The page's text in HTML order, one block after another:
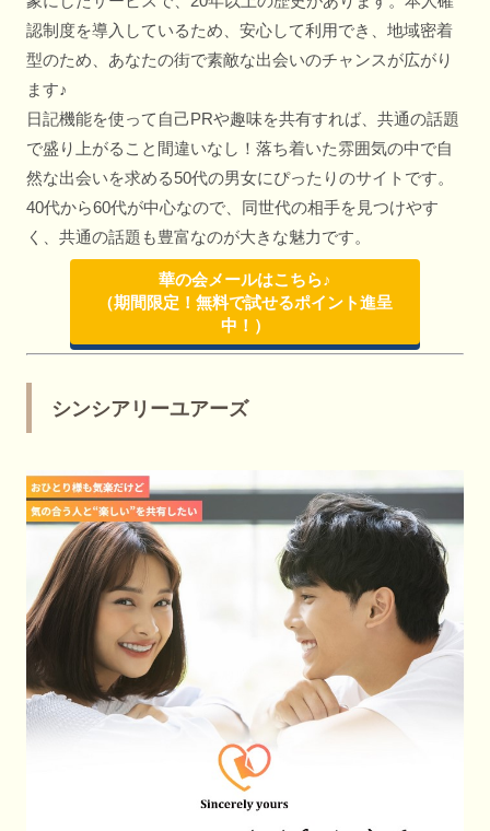
認制度を導入しているため、安心して利用でき、地域密着
型のため、あなたの街で素敵な出会いのチャンスが広がり
ます♪
日記機能を使って自己PRや趣味を共有すれば、共通の話題
で盛り上がること間違いなし！落ち着いた雰囲気の中で自
然な出会いを求める50代の男女にぴったりのサイトです。
40代から60代が中心なので、同世代の相手を見つけやす
く、共通の話題も豊富なのが大きな魅力です。
華の会メールはこちら♪
（期間限定！無料で試せるポイント進呈
中！）
シンシアリーユアーズ